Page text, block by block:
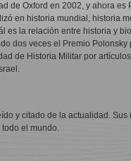
de Oxford en 2002, y ahora
en historia mundial, historia
es la relación entre historia y
dos veces el Premio
de Historia Militar por
y citado de la actualidad.
el mundo.